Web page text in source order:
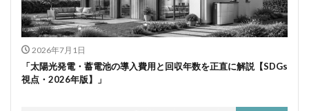
2026年7月1日
「太陽光発電・蓄電池の導入費用と回収年数を正直に解説【SDGs
視点・2026年版】」